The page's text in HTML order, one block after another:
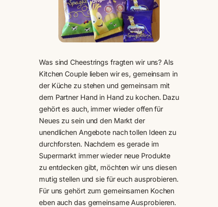
Was sind Cheestrings fragten wir uns? Als
Kitchen Couple lieben wir es, gemeinsam in
der Küche zu stehen und gemeinsam mit
dem Partner Hand in Hand zu kochen. Dazu
gehört es auch, immer wieder offen für
Neues zu sein und den Markt der
unendlichen Angebote nach tollen Ideen zu
durchforsten. Nachdem es gerade im
Supermarkt immer wieder neue Produkte
zu entdecken gibt, möchten wir uns diesen
mutig stellen und sie für euch ausprobieren.
Für uns gehört zum gemeinsamen Kochen
eben auch das gemeinsame Ausprobieren.